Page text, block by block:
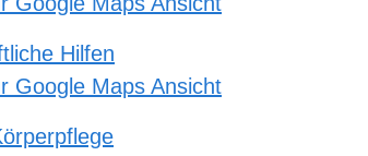
Hilfen
Google Maps Ansicht